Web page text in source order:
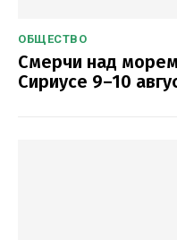
ОБЩЕСТВО
Смерчи над
Сириусе 9–10